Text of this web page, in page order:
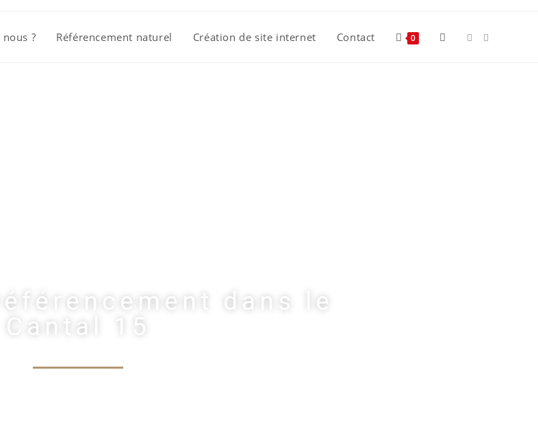
? Référencement naturel Création de site internet Contact 0
dans le
Cantal 15